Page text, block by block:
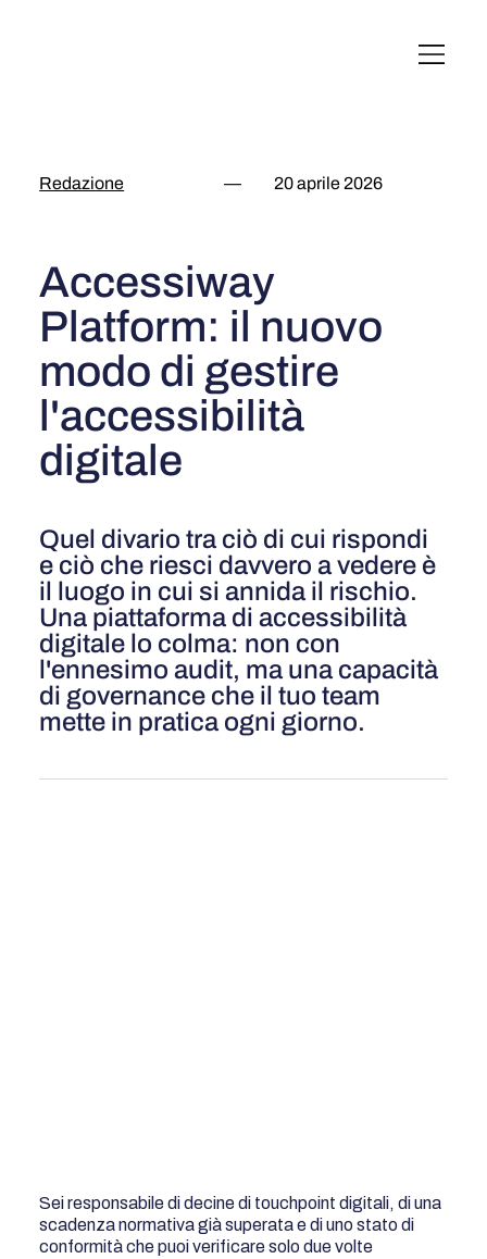
Redazione — 20 aprile 2026
Accessiway
Platform: il nuovo
modo di gestire
l'accessibilità
digitale
Quel divario tra ciò di cui rispondi
e ciò che riesci davvero a vedere è
il luogo in cui si annida il rischio.
Una piattaforma di accessibilità
digitale lo colma: non con
l'ennesimo audit, ma una capacità
di governance che il tuo team
mette in pratica ogni giorno.
Sei responsabile di decine di touchpoint digitali, di una
scadenza normativa già superata e di uno stato di
conformità che puoi verificare solo due volte